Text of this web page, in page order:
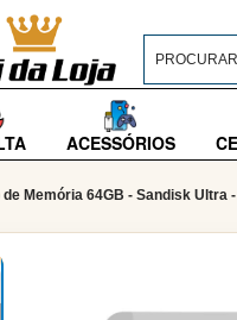
ACESSÓRIOS
Memória 64GB - Sandisk Ultra